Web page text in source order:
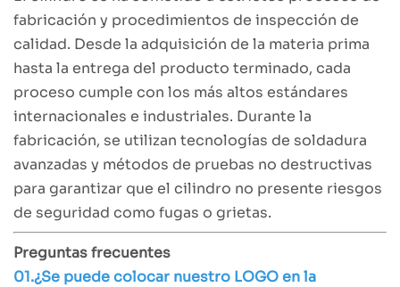
fabricación y procedimientos de inspección de
calidad. Desde la adquisición de la materia prima
hasta la entrega del producto terminado, cada
proceso cumple con los más altos estándares
internacionales e industriales. Durante la
fabricación, se utilizan tecnologías de soldadura
avanzadas y métodos de pruebas no destructivas
para garantizar que el cilindro no presente riesgos
de seguridad como fugas o grietas.
Preguntas frecuentes
01.¿Se puede colocar nuestro LOGO en la